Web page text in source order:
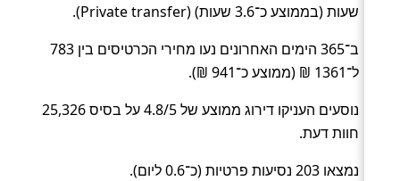
שעות (בממוצע כ־3.6 שעות) (Private transfer).
ב־365 הימים האחרונים נעו מחירי הכרטיסים בין 783
ל־1361 ₪ (ממוצע כ־941 ₪).
נוסעים העניקו דירוג ממוצע של 4.8/5 על בסיס 25,326
חוות דעת.
נמצאו 203 נסיעות פרטיות (כ־0.6 ליום).